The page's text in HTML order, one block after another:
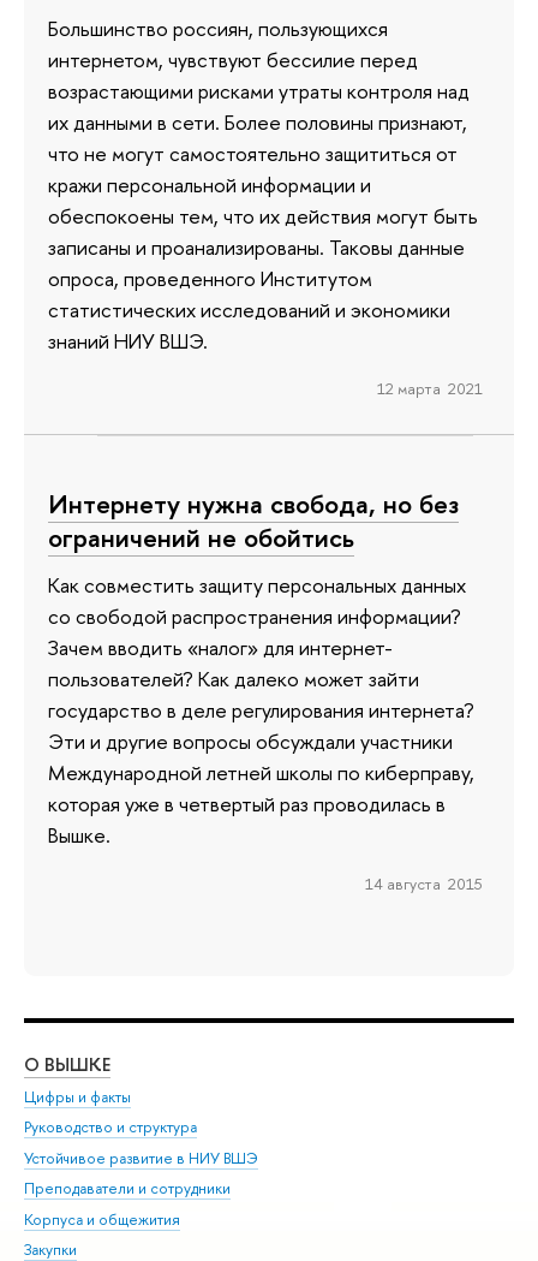
Большинство россиян, пользующихся
интернетом, чувствуют бессилие перед
возрастающими рисками утраты контроля над
их данными в сети. Более половины признают,
что не могут самостоятельно защититься от
кражи персональной информации и
обеспокоены тем, что их действия могут быть
записаны и проанализированы. Таковы данные
опроса, проведенного Институтом
статистических исследований и экономики
знаний НИУ ВШЭ.
12 марта 2021
Интернету нужна свобода, но без
ограничений не обойтись
Как совместить защиту персональных данных
со свободой распространения информации?
Зачем вводить «налог» для интернет-
пользователей? Как далеко может зайти
государство в деле регулирования интернета?
Эти и другие вопросы обсуждали участники
Международной летней школы по киберправу,
которая уже в четвертый раз проводилась в
Вышке.
14 августа 2015
О ВЫШКЕ
Цифры и факты
Руководство и структура
Устойчивое развитие в НИУ ВШЭ
Преподаватели и сотрудники
Корпуса и общежития
Закупки